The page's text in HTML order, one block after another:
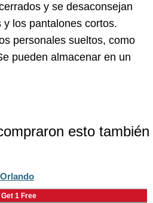
y se desaconsejan
y los pantalones cortos.
personales sueltos, como
pueden almacenar en un
esto también
1 Free